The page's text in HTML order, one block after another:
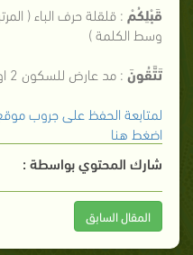
قَبْلِكُمْ : قلقلة حرف الباء (
وسط الكلمة )
تَتَّقُونَ : مد عارض للسكون 2 او 4 او 6 حركات ( في آخر الكلمة )
لمتابعة الحفظ على جروب
اضغط هنا
شارك المحتوي بواسطة :
المقال السابق